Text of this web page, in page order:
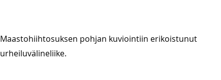
Maastohiihtosuksen pohjan kuviointiin erikoistunut
urheiluvälineliike.